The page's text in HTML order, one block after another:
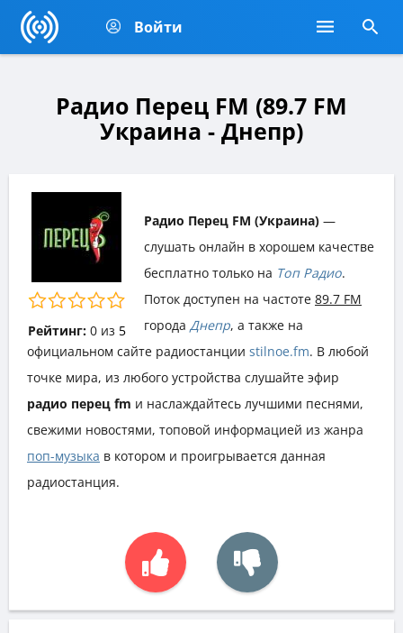
Войти
Радио Перец FM (89.7 FM
Украина - Днепр)
Рейтинг: 0из 5
Радио Перец FM (Украина) —
слушать онлайн в хорошем качестве
бесплатно только на Топ Радио.
Поток доступен на частоте 89.7 FM
города Днепр, а также на
официальном сайте радиостанции stilnoe.fm. В любой
точке мира, из любого устройства слушайте эфир
радио перец fm и наслаждайтесь лучшими песнями,
свежими новостями, топовой информацией из жанра
поп-музыка в котором и проигрывается данная
радиостанция.